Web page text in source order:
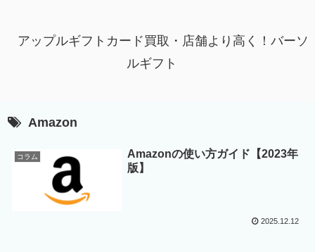
アップルギフトカード買取・店舗より高く！バーソ
ルギフト
Amazon
コラム
Amazonの使い方ガイド【2023年
版】
2025.12.12